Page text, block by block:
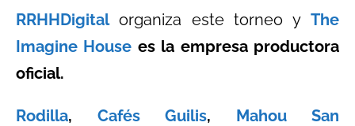
RRHHDigitalorganiza este torneo y The
Imagine House es la empresa productora
oficial.
Rodilla, Cafés Guilis, Mahou San